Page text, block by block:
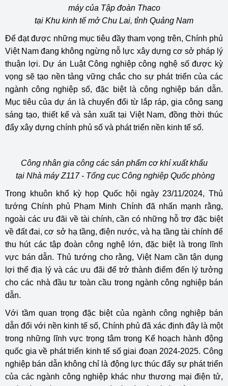
máy của Tập đoàn Thaco
tại Khu kinh tế mở Chu Lai, tỉnh Quảng Nam
Để đạt được những mục tiêu đầy tham vọng trên, Chính phủ
Việt Nam đang không ngừng nỗ lực xây dựng cơ sở pháp lý
thuận lợi. Dự án Luật Công nghiệp công nghệ số được kỳ
vọng sẽ tạo nền tảng vững chắc cho sự phát triển của các
ngành công nghiệp số, đặc biệt là công nghiệp bán dẫn.
Mục tiêu của dự án là chuyển đổi từ lắp ráp, gia công sang
sáng tạo, thiết kế và sản xuất tại Việt Nam, đồng thời thúc
đẩy xây dựng chính phủ số và phát triển nền kinh tế số.
Công nhân gia công các sản phẩm cơ khí xuất khẩu
tại Nhà máy Z117 - Tổng cục Công nghiệp Quốc phòng
Trong khuôn khổ kỳ họp Quốc hội ngày 23/11/2024, Thủ
tướng Chính phủ Phạm Minh Chính đã nhấn mạnh rằng,
ngoài các ưu đãi về tài chính, cần có những hỗ trợ đặc biệt
về đất đai, cơ sở hạ tầng, điện nước, và hạ tầng tài chính để
thu hút các tập đoàn công nghệ lớn, đặc biệt là trong lĩnh
vực bán dẫn. Thủ tướng cho rằng, Việt Nam cần tận dụng
lợi thế địa lý và các ưu đãi để trở thành điểm đến lý tưởng
cho các nhà đầu tư toàn cầu trong ngành công nghiệp bán
dẫn.
Với tầm quan trọng đặc biệt của ngành công nghiệp bán
dẫn đối với nền kinh tế số, Chính phủ đã xác định đây là một
trong những lĩnh vực trọng tâm trong Kế hoạch hành động
quốc gia về phát triển kinh tế số giai đoạn 2024-2025. Công
nghiệp bán dẫn không chỉ là động lực thúc đẩy sự phát triển
của các ngành công nghiệp khác như thương mại điện tử,